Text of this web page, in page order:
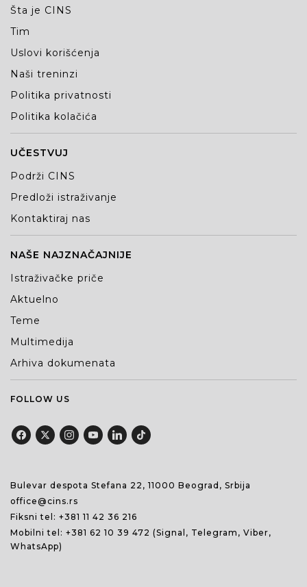
Šta je CINS
Tim
Uslovi korišćenja
Naši treninzi
Politika privatnosti
Politika kolačića
UČESTVUJ
Podrži CINS
Predloži istraživanje
Kontaktiraj nas
NAŠE NAJZNAČAJNIJE
Istraživačke priče
Aktuelno
Teme
Multimedija
Arhiva dokumenata
FOLLOW US
Bulevar despota Stefana 22, 11000 Beograd, Srbija
office@cins.rs
Fiksni tel: +381 11 42 36 216
Mobilni tel: +381 62 10 39 472 (Signal, Telegram, Viber,
WhatsApp)